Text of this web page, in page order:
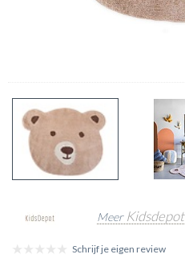
Meer Kidsdepot
Schrijf je eigen review